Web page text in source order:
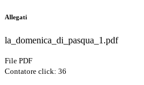
Allegati
la_domenica_di_pasqua_1.pdf
File PDF
Contatore click: 36